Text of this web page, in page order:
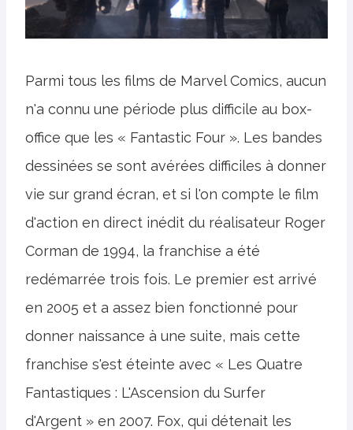
Parmi tous les films de Marvel Comics, aucun
n'a connu une période plus difficile au box-
office que les « Fantastic Four ». Les bandes
dessinées se sont avérées difficiles à donner
vie sur grand écran, et si l'on compte le film
d'action en direct inédit du réalisateur Roger
Corman de 1994, la franchise a été
redémarrée trois fois. Le premier est arrivé
en 2005 et a assez bien fonctionné pour
donner naissance à une suite, mais cette
franchise s'est éteinte avec « Les Quatre
Fantastiques : L'Ascension du Surfer
d'Argent » en 2007. Fox, qui détenait les